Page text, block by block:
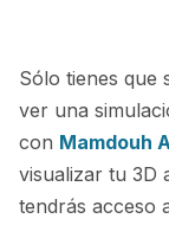
Sólo tienes que
ver una
con Mamdouh
visualizar tu 3D
tendrás acceso